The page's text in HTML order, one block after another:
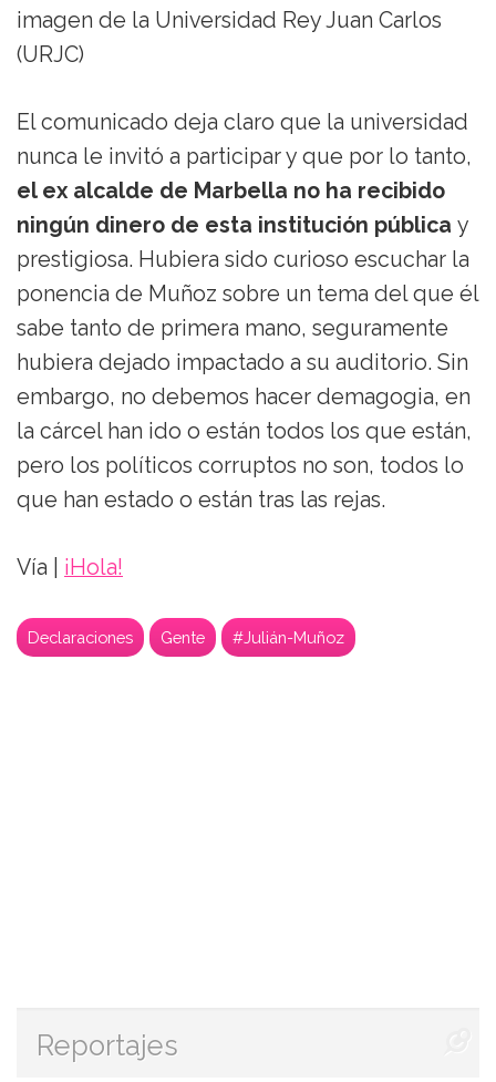
imagen de la Universidad Rey Juan Carlos
(URJC)
El comunicado deja claro que la universidad
nunca le invitó a participar y que por lo tanto,
el ex alcalde de Marbella no ha recibido
ningún dinero de esta institución pública y
prestigiosa. Hubiera sido curioso escuchar la
ponencia de Muñoz sobre un tema del que él
sabe tanto de primera mano, seguramente
hubiera dejado impactado a su auditorio. Sin
embargo, no debemos hacer demagogia, en
la cárcel han ido o están todos los que están,
pero los políticos corruptos no son, todos lo
que han estado o están tras las rejas.
Vía | ¡Hola!
Declaraciones Gente #Julián-Muñoz
Reportajes